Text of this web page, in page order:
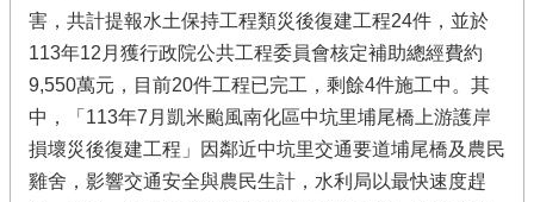
害，共計提報水土保持工程類災後復建工程24件，並於
113年12月獲行政院公共工程委員會核定補助總經費約
9,550萬元，目前20件工程已完工，剩餘4件施工中。其
中，「113年7月凱米颱風南化區中坑里埔尾橋上游護岸
損壞災後復建工程」因鄰近中坑里交通要道埔尾橋及農民
雞舍，影響交通安全與農民生計，水利局以最快速度趕